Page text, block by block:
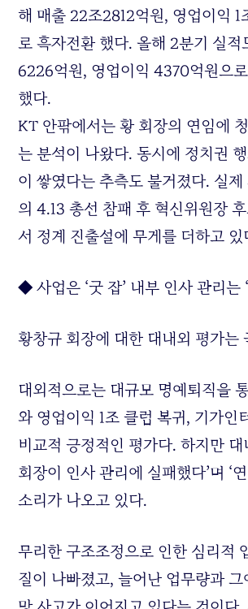
해 매출 22조2812억원, 영업이익
로 흑자전환 했다. 올해 2분기 실적
6226억원, 영업이익 4370억원으
했다.
KT 안팎에서는 황 회장의 연임에
는 분석이 나왔다. 동시에 정치권
이 쌓였다는 추측도 불거졌다. 실
의 4.13 총선 참패 후 혁신위원장
서 정계 진출설에 무게를 더하고 있
◆ 사업은 ‘굿 잡’ 내부 인사 관리는
황창규 회장에 대한 대내외 평가는
대외적으로는 대규모 명예퇴직을
와 영업이익 1조 클럽 복귀, 기가인
비교적 긍정적인 평가다. 하지만 대
회장이 인사 관리에 실패했다’며 ‘
소리가 나오고 있다.
무리한 구조조정으로 인한 심리적
질이 나빠졌고, 늘어난 업무량과